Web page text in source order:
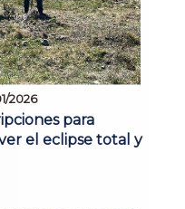
2026
para
el eclipse total y